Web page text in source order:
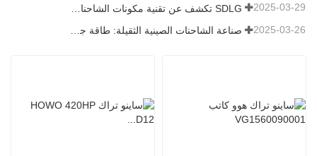
2025-03-29
2025-03-26